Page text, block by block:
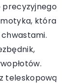
precyzyjnego
która
teleskopową